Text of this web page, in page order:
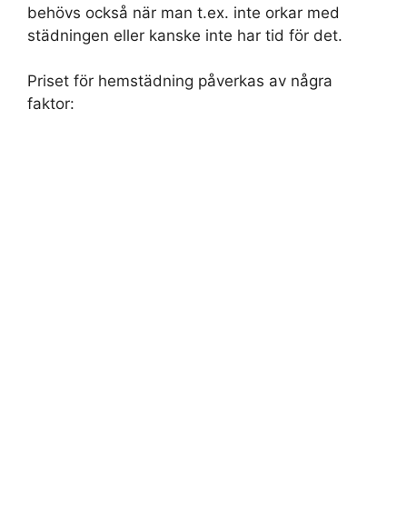
behövs också när man t.ex. inte orkar med
städningen eller kanske inte har tid för det.
Priset för hemstädning påverkas av några
faktor: